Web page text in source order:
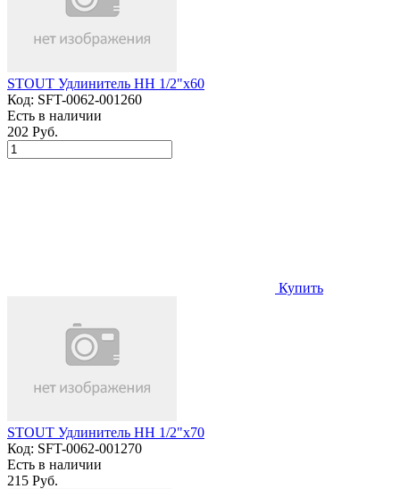
STOUT Удлинитель НН 1/2"x60
Код: SFT-0062-001260
Есть в наличии
202 Руб.
Купить
STOUT Удлинитель НН 1/2"x70
Код: SFT-0062-001270
Есть в наличии
215 Руб.